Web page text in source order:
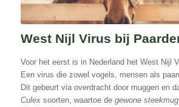
West Nijl Virus bij
Voor het eerst is in Nederland het West Nijl
Een virus die zowel vogels, mensen als
Dit gebeurt via overdracht door muggen en
Culex soorten, waartoe de gewone steekmug